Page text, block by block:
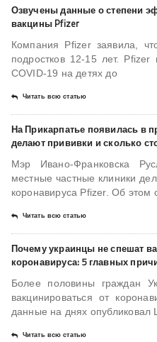
Озвучены данные о степени
вакцины Pfizer
Компания Pfizer заявила,
подростков 12-15 лет.
COVID-19 на детях до
Читать всю статью
На Прикарпатье появилась в
делают прививки и сколько
Мэр Ивано-Франковска
местные частные клиники
коронавируса Pfizer. Об этом
Читать всю статью
Почему украинцы не спешат
коронавируса: 5 главных
Более половины граждан
вакцинироваться от
данные на днях
Читать всю статью